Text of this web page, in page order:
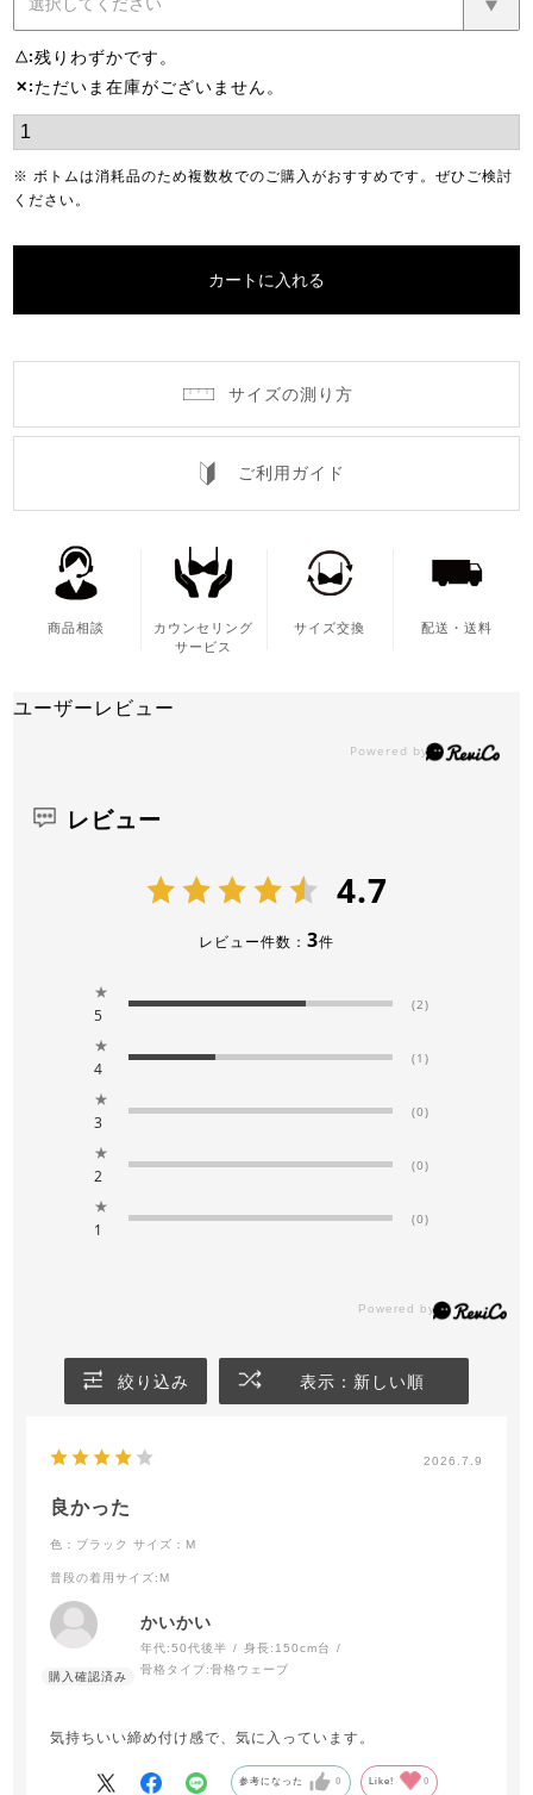
△ 残りわずかです。
✕ ただいま在庫がございません。
※ ボトムは消耗品のため複数枚でのご購入がおすすめです。ぜひご検討
ください。
カートに入れる
サイズの測り方
ご利用ガイド
商品相談
カウンセリング
サービス
サイズ交換 配送・送料
ユーザーレビュー
レビュー
4.7
レビュー件数： 3件
★
5
(2)
★
4
(1)
★
3
(0)
★
2
(0)
★
1
(0)
絞り込み 表示：新しい順
2026.7.9
良かった
色：ブラック サイズ：M
普段の着用サイズ:M
かいかい
年代:50代後半 身長: 150cm台
骨格タイプ:骨格ウェーブ
気持ちいい締め付け感で、気に入っています。
参考になった 0 Like! 0